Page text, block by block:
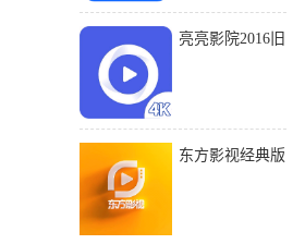
亮亮影院2016旧
东方影视经典版